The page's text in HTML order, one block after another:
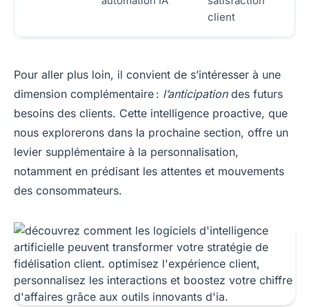
client
Pour aller plus loin, il convient de s’intéresser à une
dimension complémentaire : l’anticipationdes futurs
besoins des clients. Cette intelligence proactive, que
nous explorerons dans la prochaine section, offre un
levier supplémentaire à la personnalisation,
notamment en prédisant les attentes et mouvements
des consommateurs.